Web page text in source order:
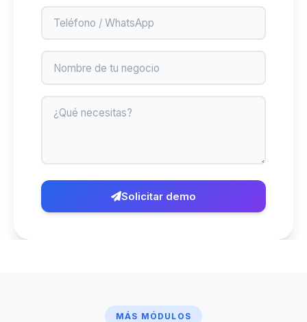
Mensaje
Solicitar demo
MÁS MÓDULOS